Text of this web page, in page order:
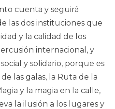
cuenta y seguirá
las dos instituciones que
y la calidad de los
internacional, y
y solidario, porque es
las galas, la Ruta de la
y la magia en la calle,
la ilusión a los lugares y